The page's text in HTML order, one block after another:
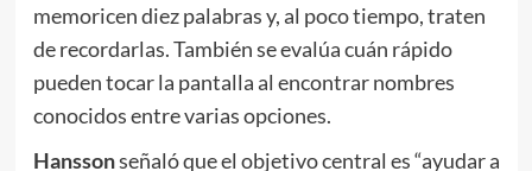
memoricen diez palabras y, al poco tiempo, traten
de recordarlas. También se evalúa cuán rápido
pueden tocar la pantalla al encontrar nombres
conocidos entre varias opciones.
Hanssonseñaló que el objetivo central es “ayudar a